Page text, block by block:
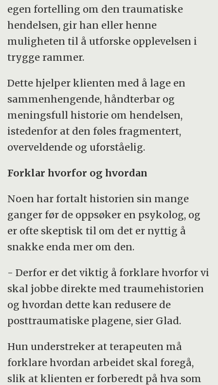
egen fortelling om den traumatiske
hendelsen, gir han eller henne
muligheten til å utforske opplevelsen i
trygge rammer.
Dette hjelper klienten med å lage en
sammenhengende, håndterbar og
meningsfull historie om hendelsen,
istedenfor at den føles fragmentert,
overveldende og uforståelig.
Forklar hvorfor og hvordan
Noen har fortalt historien sin mange
ganger før de oppsøker en psykolog, og
er ofte skeptisk til om det er nyttig å
snakke enda mer om den.
- Derfor er det viktig å forklare hvorfor vi
skal jobbe direkte med traumehistorien
og hvordan dette kan redusere de
posttraumatiske plagene, sier Glad.
Hun understreker at terapeuten må
forklare hvordan arbeidet skal foregå,
slik at klienten er forberedt på hva som